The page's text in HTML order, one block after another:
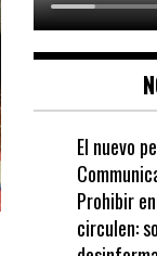
El nuevo
Prohibir
circulen: